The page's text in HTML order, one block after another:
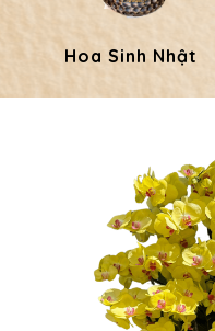
Hoa Sinh Nhật